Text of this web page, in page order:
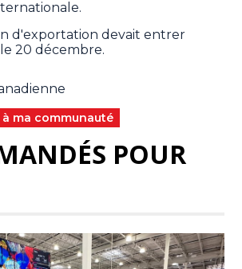
d'exportation devait entrer
20 décembre.
ma communauté
POUR